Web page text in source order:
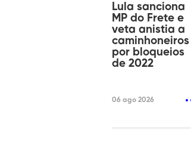
Lula sanciona
MP do Frete e
veta anistia a
caminhoneiros
por bloqueios
de 2022
06 ago 2026